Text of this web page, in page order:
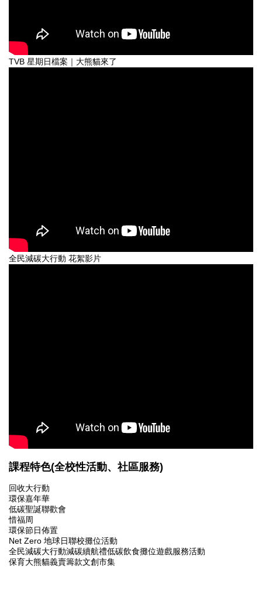
TVB 星期日檔案｜大熊貓來了
全民減碳大行動 花絮影片
課程特色(全校性活動、社區服務)
回收大行動
環保嘉年華
低碳聖誕聯歡會
惜福周
環保節日佈置
Net Zero 地球日聯校攤位活動
全民減碳大行動減碳續航禮低碳飲食攤位遊戲服務活動
保育大熊貓義賣籌款文創市集